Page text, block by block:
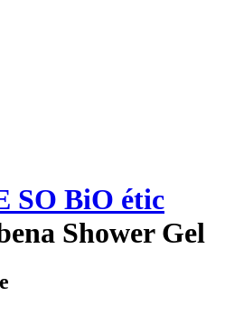
SO BiO étic
Shower Gel